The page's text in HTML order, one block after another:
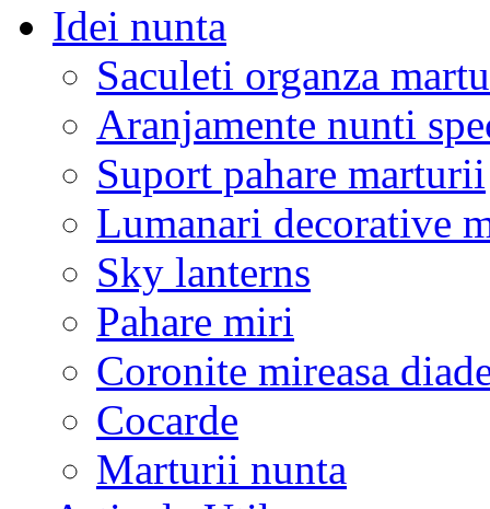
Idei nunta
Saculeti organza
Aranjamente nunti
Suport pahare marturii
Lumanari decorative
Sky lanterns
Pahare miri
Coronite mireasa
Cocarde
Marturii nunta